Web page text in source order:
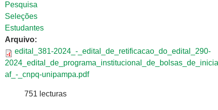
Pesquisa
Seleções
Estudantes
Arquivo:
edital_381-2024_-_edital_de_retificacao_do_edital_290-
af_-_cnpq-unipampa.pdf
751 lecturas